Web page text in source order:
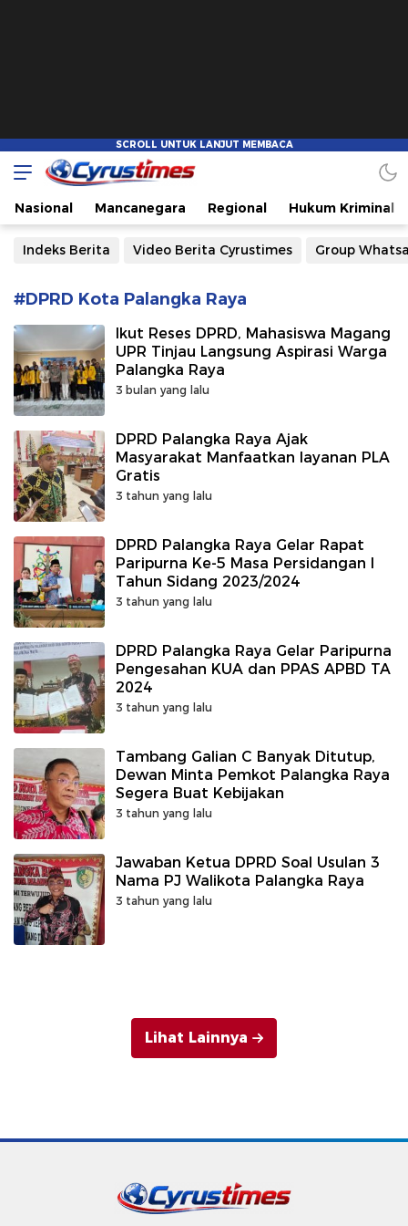
Cyrustimes.com
Cepat Tajam dan Akurat
Nasional Mancanegara Regional Hukum Kriminal
Indeks Berita Video Berita Cyrustimes Group
#DPRD Kota Palangka Raya
Ikut Reses DPRD, Mahasiswa Magang
UPR Tinjau Langsung Aspirasi Warga
Palangka Raya
3 bulan yang lalu
DPRD Palangka Raya Ajak
Masyarakat Manfaatkan layanan PLA
Gratis
3 tahun yang lalu
DPRD Palangka Raya Gelar Rapat
Paripurna Ke-5 Masa Persidangan I
Tahun Sidang 2023/2024
3 tahun yang lalu
DPRD Palangka Raya Gelar Paripurna
Pengesahan KUA dan PPAS APBD TA
2024
3 tahun yang lalu
Tambang Galian C Banyak Ditutup,
Dewan Minta Pemkot Palangka Raya
Segera Buat Kebijakan
3 tahun yang lalu
Jawaban Ketua DPRD Soal Usulan 3
Nama PJ Walikota Palangka Raya
3 tahun yang lalu
Lihat Lainnya